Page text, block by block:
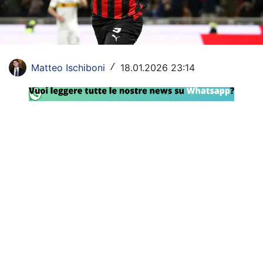
Europa League
Altri Sport
Formula 1
Tennis
Matteo Ischiboni / 18.01.2026 23:14